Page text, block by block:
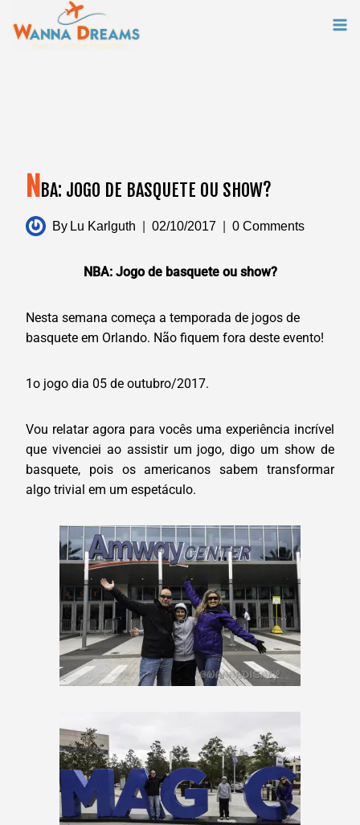
content
N BA: JOGO DE BASQUETE OU SHOW?
By Lu Karlguth 02/10/2017 0 Comments
NBA: Jogo de basquete ou show?
Nesta semana começa a temporada de jogos de
basquete em Orlando. Não fiquem fora deste evento!
1o jogo dia 05 de outubro/2017.
Vou relatar agora para vocês uma experiência incrível
que vivenciei ao assistir um jogo, digo um show de
basquete, pois os americanos sabem transformar
algo trivial em um espetáculo.